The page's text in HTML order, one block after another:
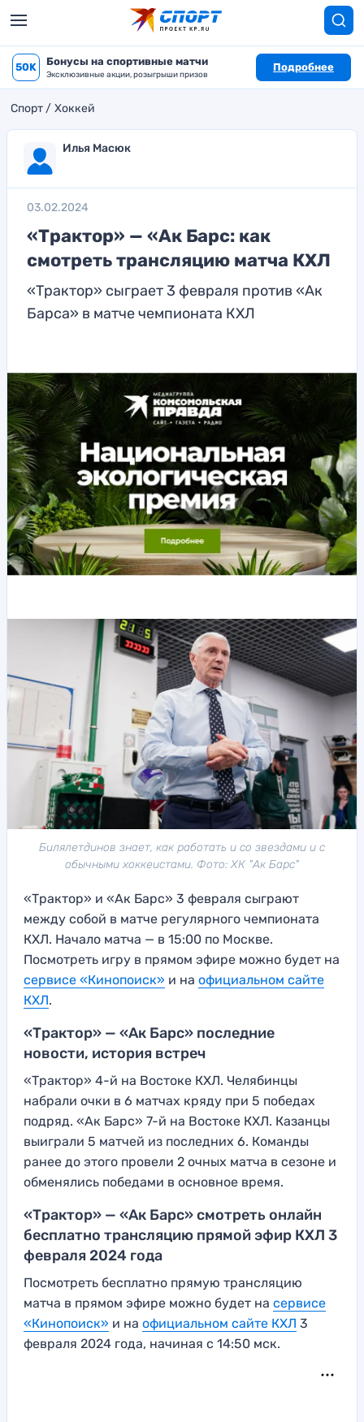
50K Бонусы на спортивные матчи
Эксклюзивные акции, розыгрыши призов
Подробнее
Спорт Хоккей
Илья Масюк
03.02.2024
«Трактор» — «Ак Барс: как
смотреть трансляцию матча КХЛ
«Трактор» сыграет 3 февраля против «Ак
Барса» в матче чемпионата КХЛ
Билялетдинов знает, как работать и со звездами и с
обычными хоккеистами. Фото: ХК "Ак Барс"
«Трактор» и «Ак Барс» 3 февраля сыграют
между собой в матче регулярного чемпионата
КХЛ. Начало матча — в 15:00 по Москве.
Посмотреть игру в прямом эфире можно будет на
сервисе «Кинопоиск» и на официальном сайте
КХЛ.
«Трактор» — «Ак Барс» последние
новости, история встреч
«Трактор» 4-й на Востоке КХЛ. Челябинцы
набрали очки в 6 матчах кряду при 5 победах
подряд. «Ак Барс» 7-й на Востоке КХЛ. Казанцы
выиграли 5 матчей из последних 6. Команды
ранее до этого провели 2 очных матча в сезоне и
обменялись победами в основное время.
«Трактор» — «Ак Барс» смотреть онлайн
бесплатно трансляцию прямой эфир КХЛ 3
февраля 2024 года
Посмотреть бесплатно прямую трансляцию
матча в прямом эфире можно будет на сервисе
«Кинопоиск» и на официальном сайте КХЛ 3
февраля 2024 года, начиная с 14:50 мск.